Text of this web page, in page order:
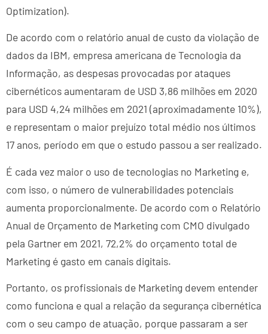
Optimization).
De acordo com o relatório anual de custo da violação de
dados da IBM, empresa americana de Tecnologia da
Informação, as despesas provocadas por ataques
cibernéticos aumentaram de USD 3,86 milhões em 2020
para USD 4,24 milhões em 2021 (aproximadamente 10%),
e representam o maior prejuízo total médio nos últimos
17 anos, período em que o estudo passou a ser realizado.
É cada vez maior o uso de tecnologias no Marketing e,
com isso, o número de vulnerabilidades potenciais
aumenta proporcionalmente. De acordo com o Relatório
Anual de Orçamento de Marketing com CMO divulgado
pela Gartner em 2021, 72,2% do orçamento total de
Marketing é gasto em canais digitais.
Portanto, os profissionais de Marketing devem entender
como funciona e qual a relação da segurança cibernética
com o seu campo de atuação, porque passaram a ser